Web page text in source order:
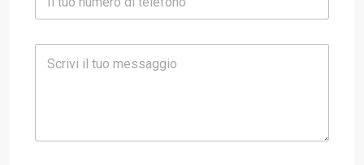
t
o
S
i